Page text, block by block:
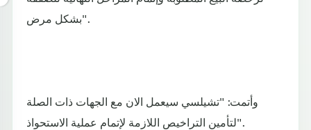
بشكل مرض".
وأتمت: "تشيلسي سيعمل الان مع الجهات ذات الصلة
لتأمين التراخيص اللازمة لإتمام عملية الاستحواذ".